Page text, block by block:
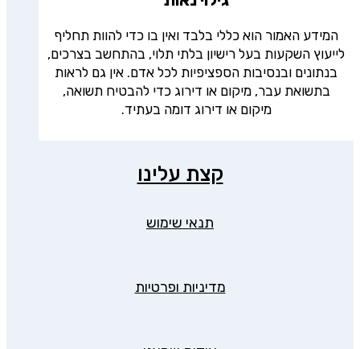
המידע האמור הוא כללי בלבד ואין בו כדי להוות תחליף
לייעוץ השקעות בעל רישיון בלתי תלוי, בהתחשב בצרכים,
בנתונים ובנסיבות הספציפיות לכל אדם. אין גם לראות
בתשואת עבר, מיקום או דירוג כדי להבטיח תשואה,
מיקום או דירוג דומה בעתיד.
קצת עלינו
תנאי שימוש
מדיניות ופרטיות